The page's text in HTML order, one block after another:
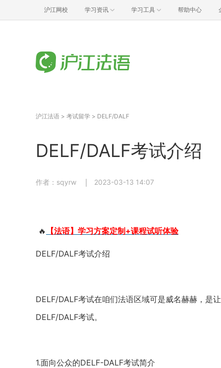
沪江网校 学习资讯 学习工具 帮助中心
沪江法语 > 考试留学 > DELF/DALF
DELF/DALF考试介绍
作者：sqyrw 2023-03-13 14:07
🔥 【法语】学习方案定制+课程试听体验
DELF/DALF考试介绍
DELF/DALF考试在咱们法语区域可是威名赫赫，是
DELF/DALF考试。
1.面向公众的DELF-DALF考试简介